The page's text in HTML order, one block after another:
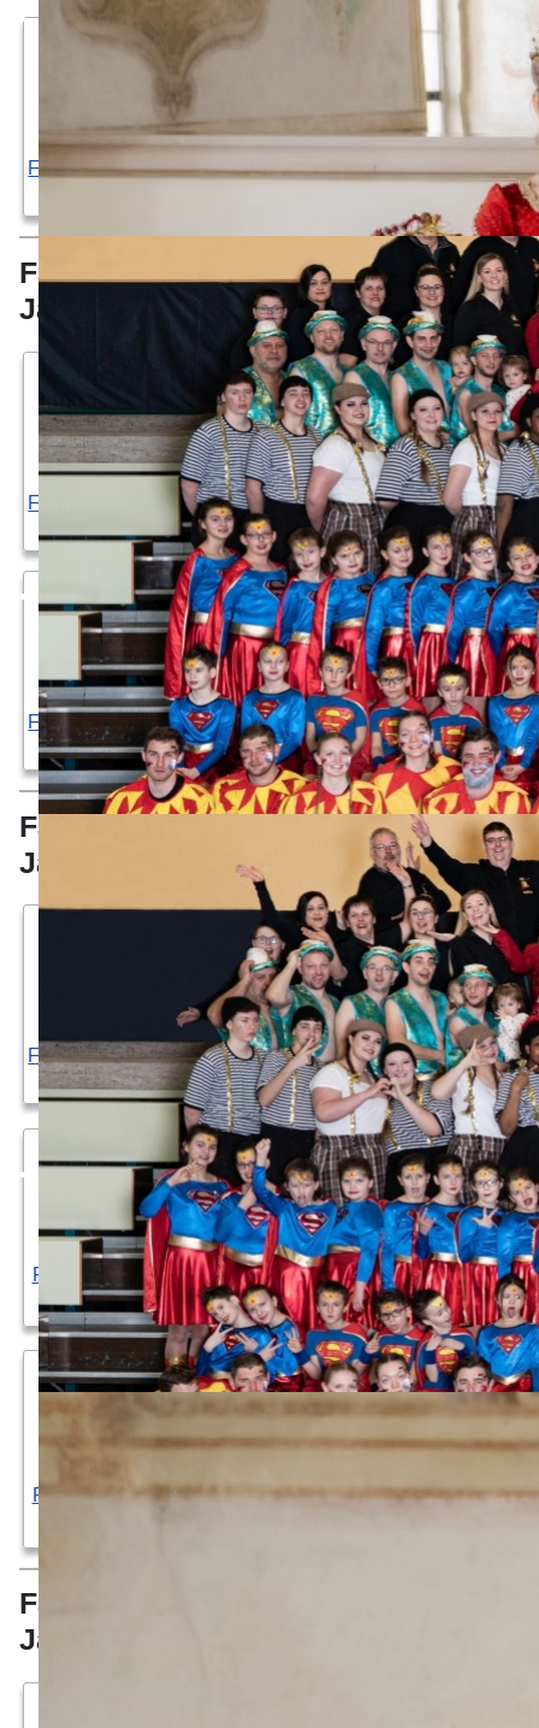
Faschingszeitung
Faschingszeitungen der 2020er
Jahre
Faschingszeitung
2025
Faschingszeitung
2024
Faschingszeitung
2023
Faschingszeitung
2021
Faschingszeitung
2020
Faschingszeitungen der 2010er
Jahre
Faschingszeitung
2019
Faschingszeitung
2018
Faschingszeitung
2017
Faschingszeitung
2016
Faschingszeitung
2015
Faschingszeitung
2014
Faschingszeitung
2013
Faschingszeitung
2012
FaschingszeitungFaschingszeitung
Faschingszeitungen der 2000er
Jahre